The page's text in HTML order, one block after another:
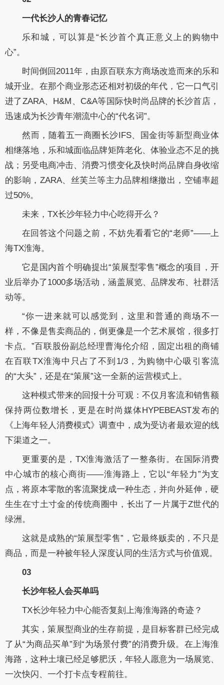
一代长沙人的青春记忆
乐和城，可以算是“长沙首个真正意义上的购物中
心”。
时间倒回2011年，由原百联东方商场改造而来的乐和
城开业。在那个商业形态还相对初级的年代，它一口气引
进了ZARA、H&M、C&A等国际快时尚品牌的长沙首店，
迅速成为长沙青年潮流中心的“代名词”。
然而，随着五一商圈长沙IFS、国金街等新型商业体
相继落地，乐和城面临品牌矩阵老化、体验业态不足的挑
战；另受电商冲击、消费习惯变化及快时尚品牌自身收缩
的影响，ZARA、丝芙兰等主力品牌相继撤出，空铺率超
过50%。
未来，TX长沙年轻力中心吃得开么？
在回答这个问题之前，不妨先看看它的“老师”——上
海TX淮海。
它是国内首个明确提出“策展型零售”概念的项目，开
业后举办了1000多场活动，涵盖展览、品牌发布、社群活
动等。
“你一进来就可以感觉到，这里和普通的商场不一
样，不像是售卖商品的，倒更像是一个艺术展馆，很多打
卡点。”百联股份副总经理曹海伦介绍， 固定出租的商铺
在百联TX淮海中只占了不到1/3，为购物中心吸引客流
的“大头”，还是在“策展”这一全新的运营模式上。
这种模式带来的回报十分可观：不仅月客流和销售额
保持两位数增长，更是在时尚媒体HYPEBEAST发布的
《上海年轻人消费模式》调查中，成为受访者最欢迎的线
下渠道之一。
更重要的是，TX淮海激活了一整条街。在国际消费
中心城市的核心商街——淮海路上，它以“年轻力”为支
点，将原本零散的客流聚拢成一种生态，并向外延伸，硬
生生在寸土寸金的传统商圈中，长出了一片属于Z世代的
绿洲。
这就是成熟的“策展型零售”，它最终贩卖的，不只是
商品，而是一种被年轻人深度认同的生活方式与价值观。
03
长沙年轻人会买单吗
TX长沙年轻力中心能否复刻上海淮海路的奇迹？
其实，策展型商业的生存前提，是目标客群已经完成
了从“为商品买单”到“为场景付费”的消费升级。在上海淮
海路，这种土壤已经足够肥沃，年轻人愿意为一场展览、
一次快闪、一个打卡点专程前往。